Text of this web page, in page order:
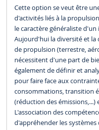
Cette option se veut être
d'activités liés à la
le caractère généraliste
Aujourd'hui la diversité et la
de propulsion (terrestre,
nécessitent d'une part de
également de définir et
pour faire face aux
consommations, transition
(réduction des
L'association des
d'appréhender les